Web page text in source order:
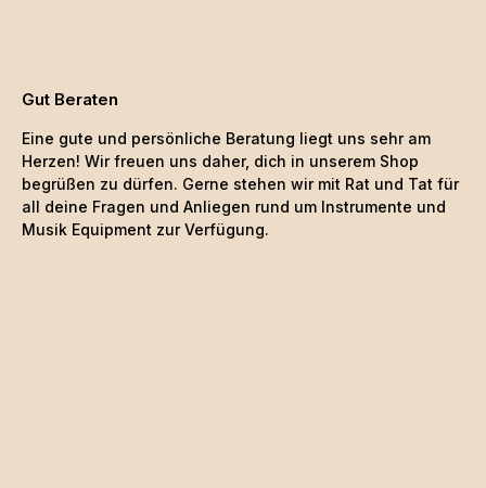
Gut Beraten
Eine gute und persönliche Beratung liegt uns sehr am
Herzen! Wir freuen uns daher, dich in unserem Shop
begrüßen zu dürfen. Gerne stehen wir mit Rat und Tat für
all deine Fragen und Anliegen rund um Instrumente und
Musik Equipment zur Verfügung.